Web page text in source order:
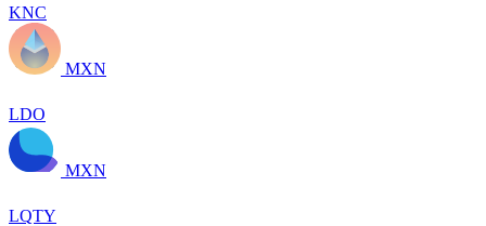
KNC
MXN
LDO
MXN
LQTY